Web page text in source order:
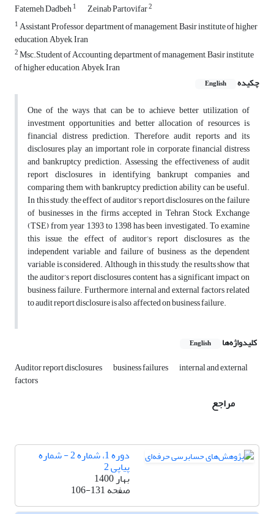
Fatemeh Dadbeh1 Zeinab Partovifar2
1Assistant Professor, department of management, Basir institute of higher
education, Abyek, Iran
2Msc.Student of Accounting, department of management, Basir institute
of higher education, Abyek, Iran
چکیده
English
One of the ways that can be to achieve better utilization of
investment opportunities and better allocation of resources is
financial distress prediction. Therefore, audit reports and its
disclosures play an important role in corporate financial distress
and bankruptcy prediction. Assessing the effectiveness of audit
report disclosures in identifying bankrupt companies and
comparing them with bankruptcy prediction ability can be useful.
In this study, the effect of auditor’s report disclosures on the failure
of businesses in the firms accepted in Tehran Stock Exchange
(TSE) from year 1393 to 1398 has been investigated. To examine
this issue, the effect of auditor’s report disclosures as the
independent variable and failure of business as the dependent
variable is considered. Although in this study, the results show that
the auditor’s report disclosures content has a significant impact on
business failure. Furthermore, internal and external factors related
to audit report disclosure is also, affected on business failure.
کلیدواژه‌ها English
Auditor report disclosures business failures internal and external
factors
مراجع
دوره 1، شماره 2 - شماره
پیاپی 2
بهار 1400
صفحه106-131